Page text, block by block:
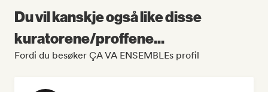
Du vil kanskje også like disse
kuratorene/proffene...
Fordi du besøker ÇA VA ENSEMBLEs profil